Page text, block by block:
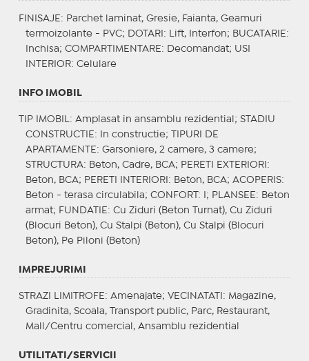
FINISAJE : Parchet laminat, Gresie, Faianta, Geamuri
termoizolante - PVC;
DOTARI : Lift, Interfon; BUCATARIE :
Inchisa; COMPARTIMENTARE : Decomandat; USI
INTERIOR: Celulare
INFO IMOBIL
TIP IMOBIL : Amplasat in ansamblu rezidential; STADIU
CONSTRUCTIE : In constructie;
TIPURI DE
APARTAMENTE : Garsoniere, 2 camere, 3 camere;
STRUCTURA: Beton, Cadre, BCA; PERETI EXTERIORI :
Beton, BCA; PERETI INTERIORI : Beton, BCA; ACOPERIS:
Beton - terasa circulabila; CONFORT : I; PLANSEE : Beton
armat; FUNDATIE : Cu Ziduri (Beton Turnat), Cu Ziduri
(Blocuri Beton), Cu Stalpi (Beton), Cu Stalpi (Blocuri
Beton), Pe Piloni (Beton)
IMPREJURIMI
STRAZI LIMITROFE : Amenajate; VECINATATI : Magazine,
Gradinita, Scoala, Transport public, Parc, Restaurant,
Mall/Centru comercial, Ansamblu rezidential
UTILITATI/SERVICII